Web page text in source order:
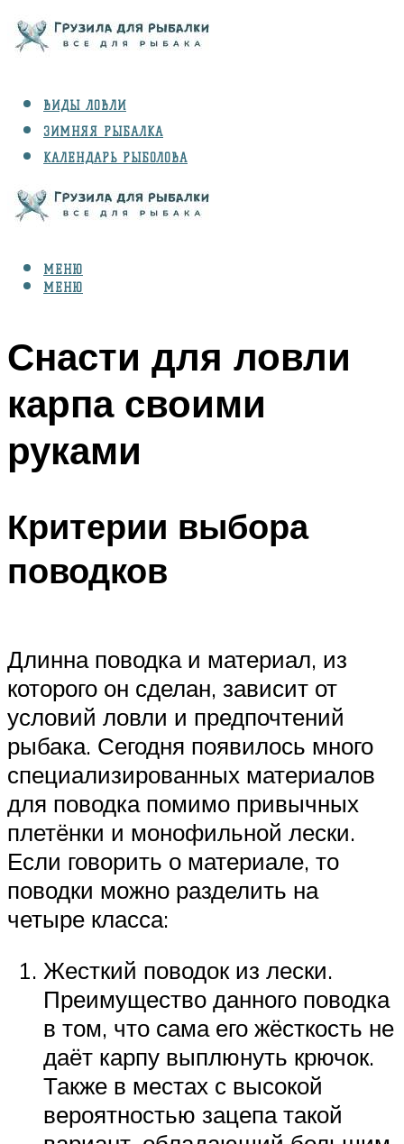
ВИДЫ ЛОВЛИ
ЗИМНЯЯ РЫБАЛКА
КАЛЕНДАРЬ РЫБОЛОВА
СНАРЯЖЕНИЕ
МЕНЮ
МЕНЮ
Снасти для ловли
карпа своими
руками
Критерии выбора
поводков
Длинна поводка и материал, из
которого он сделан, зависит от
условий ловли и предпочтений
рыбака. Сегодня появилось много
специализированных материалов
для поводка помимо привычных
плетёнки и монофильной лески.
Если говорить о материале, то
поводки можно разделить на
четыре класса:
Жесткий поводок из лески.
Преимущество данного поводка
в том, что сама его жёсткость не
даёт карпу выплюнуть крючок.
Также в местах с высокой
вероятностью зацепа такой